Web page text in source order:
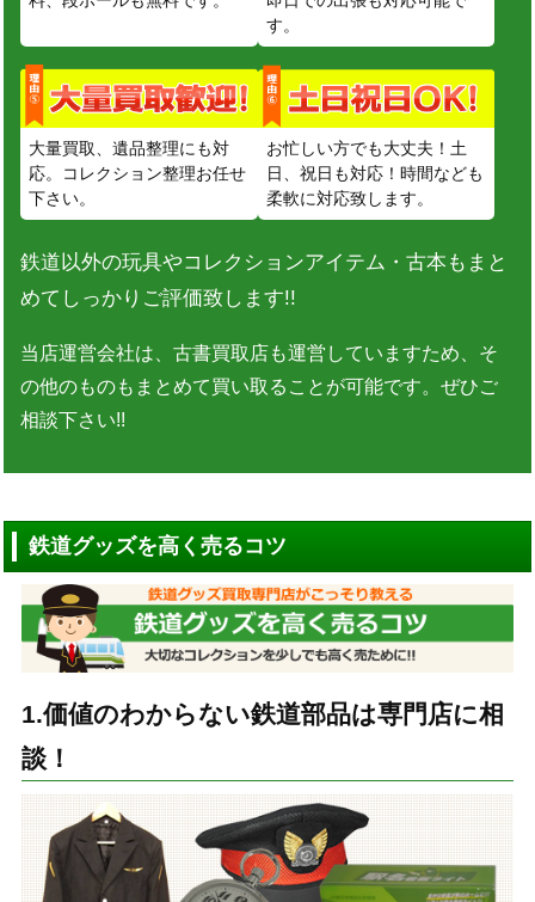
す。
大量買取、遺品整理にも対
応。コレクション整理お任せ
下さい。
お忙しい方でも大丈夫！土
日、祝日も対応！時間なども
柔軟に対応致します。
鉄道以外の玩具やコレクションアイテム・古本もまと
めてしっかりご評価致します!!
当店運営会社は、古書買取店も運営していますため、そ
の他のものもまとめて買い取ることが可能です。ぜひご
相談下さい!!
鉄道グッズを高く売るコツ
1.価値のわからない鉄道部品は専門店に相
談！